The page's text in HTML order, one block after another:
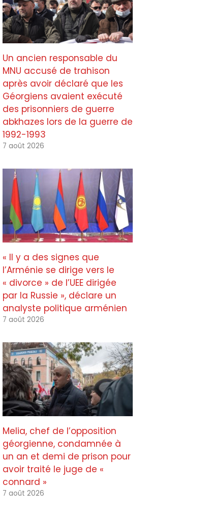
Un ancien responsable du
MNU accusé de trahison
après avoir déclaré que les
Géorgiens avaient exécuté
des prisonniers de guerre
abkhazes lors de la guerre de
1992-1993
7 août 2026
« Il y a des signes que
l’Arménie se dirige vers le
« divorce » de l’UEE dirigée
par la Russie », déclare un
analyste politique arménien
7 août 2026
Melia, chef de l’opposition
géorgienne, condamnée à
un an et demi de prison pour
avoir traité le juge de «
connard »
7 août 2026